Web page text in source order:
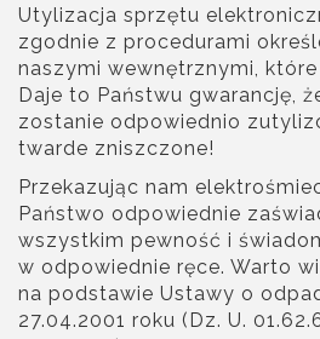
Utylizacja sprzętu
zgodnie z procedurami
naszymi wewnętrznymi,
Daje to Państwu gwarancję,
zostanie odpowiednio
twarde zniszczone!
Przekazując nam
Państwo odpowiednie
wszystkim pewność i
w odpowiednie ręce. Warto
na podstawie Ustawy o
27.04.2001 roku (Dz. U.